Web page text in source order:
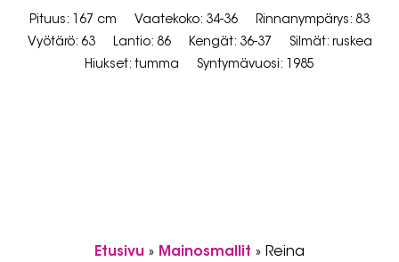
Pituus: 167 cm Vaatekoko: 34-36
Rinnanympärys: 83
Vyötärö: 63
Lantio: 86 Kengät: 36-37
Silmät: ruskea
Hiukset: tumma
Syntymävuosi: 1985
Etusivu » Mainosmallit » Reina